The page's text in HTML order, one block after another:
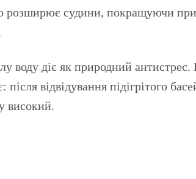
розширює судини, покращуючи
воду діє як природний
відвідування підігрітого
високий.